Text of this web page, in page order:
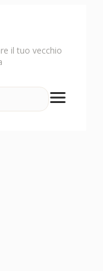
il tuo vecchio